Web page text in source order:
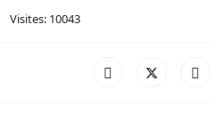
Visites: 10043